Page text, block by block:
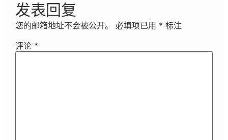
发表回复
您的邮箱地址不会被公开。 必填项已用 * 标注
评论 *